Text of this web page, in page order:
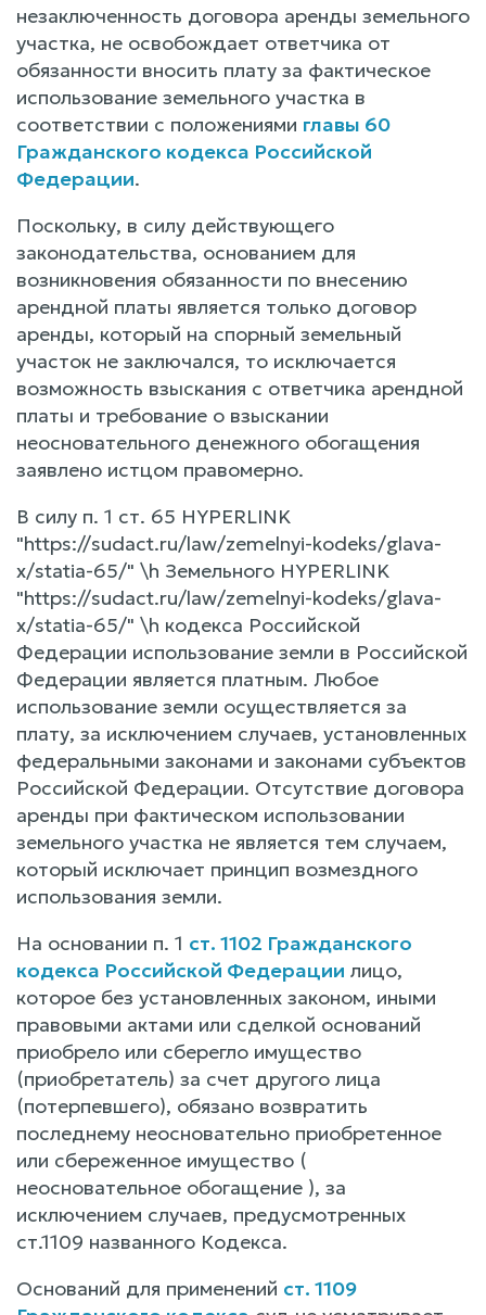
незаключенность договора аренды земельного
участка, не освобождает ответчика от
обязанности вносить плату за фактическое
использование земельного участка в
соответствии с положениями главы 60
Гражданского кодекса Российской
Федерации.
Поскольку, в силу действующего
законодательства, основанием для
возникновения обязанности по внесению
арендной платы является только договор
аренды, который на спорный земельный
участок не заключался, то исключается
возможность взыскания с ответчика арендной
платы и требование о взыскании
неосновательного денежного обогащения
заявлено истцом правомерно.
В силу п. 1 ст. 65 HYPERLINK
"https://sudact.ru/law/zemelnyi-kodeks/glava-
x/statia-65/" \h Земельного HYPERLINK
"https://sudact.ru/law/zemelnyi-kodeks/glava-
x/statia-65/" \h кодекса Российской
Федерации использование земли в Российской
Федерации является платным. Любое
использование земли осуществляется за
плату, за исключением случаев, установленных
федеральными законами и законами субъектов
Российской Федерации. Отсутствие договора
аренды при фактическом использовании
земельного участка не является тем случаем,
который исключает принцип возмездного
использования земли.
На основании п. 1 ст. 1102 Гражданского
кодекса Российской Федерации лицо,
которое без установленных законом, иными
правовыми актами или сделкой оснований
приобрело или сберегло имущество
(приобретатель) за счет другого лица
(потерпевшего), обязано возвратить
последнему неосновательно приобретенное
или сбереженное имущество (
неосновательное обогащение ), за
исключением случаев, предусмотренных
ст.1109 названного Кодекса.
Оснований для применений ст. 1109